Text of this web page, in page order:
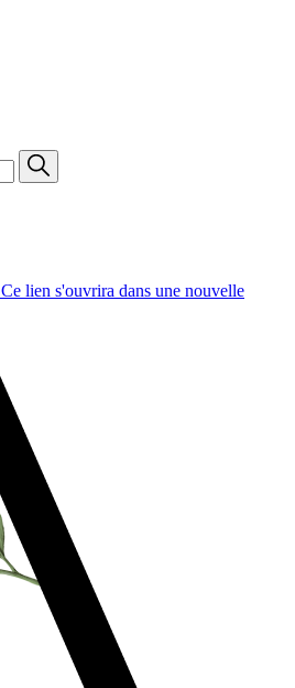
Ce lien s'ouvrira dans une nouvelle